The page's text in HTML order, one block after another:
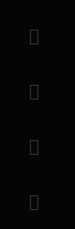
𥞮
𧹸
𦻴
𨉘